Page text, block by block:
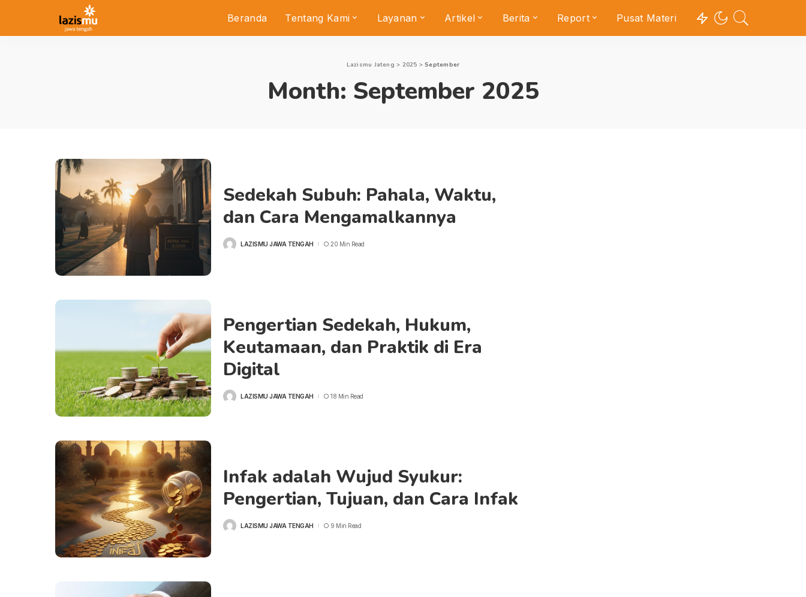
Beranda Tentang Kami Layanan Artikel Berita Report Pusat Materi
Lazismu Jateng > 2025 >September
Month: September 2025
Sedekah Subuh: Pahala, Waktu,
dan Cara Mengamalkannya
POSTEDLAZISMU JAWA TENGAH 20 Min Read
Pengertian Sedekah, Hukum,
Keutamaan, dan Praktik di Era
Digital
POSTEDLAZISMU JAWA TENGAH 18 Min Read
Infak adalah Wujud Syukur:
Pengertian, Tujuan, dan Cara Infak
POSTEDLAZISMU JAWA TENGAH 9 Min Read